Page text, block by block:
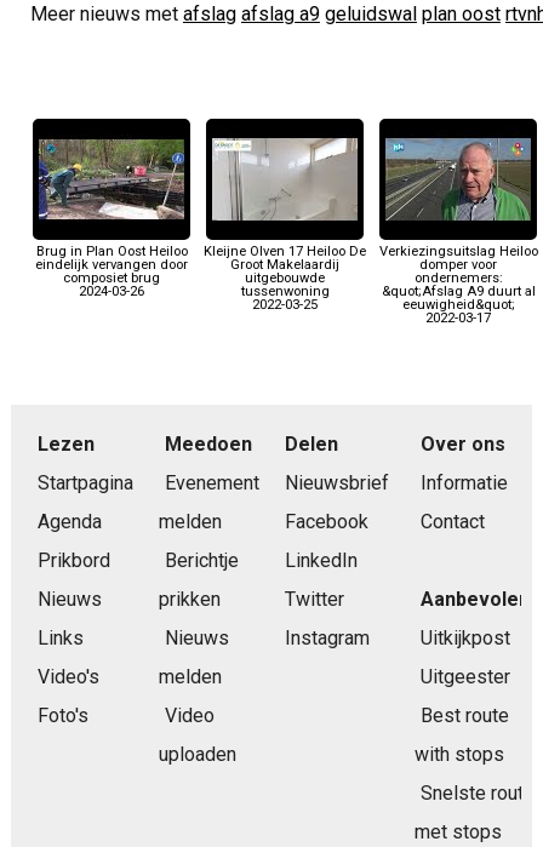
Meer nieuws met afslag afslag a9 geluidswal plan oost
Brug in Plan Oost Heiloo
eindelijk vervangen door
composiet brug
2024-03-26
Kleijne Olven 17 Heiloo De
Groot Makelaardij
uitgebouwde
tussenwoning
2022-03-25
Verkiezingsuitslag Heiloo
domper voor
ondernemers:
&quot;Afslag A9 duurt al
eeuwigheid&quot;
2022-03-17
Lezen
Startpagina
Agenda
Prikbord
Nieuws
Links
Video's
Foto's
Meedoen
Evenement
melden
Berichtje
prikken
Nieuws
melden
Video
uploaden
Delen
Nieuwsbrief
Facebook
LinkedIn
Twitter
Instagram
Over ons
Informatie
Contact
Aanbevolen
Uitkijkpost
Uitgeester
Best route
with stops
Snelste route
met stops